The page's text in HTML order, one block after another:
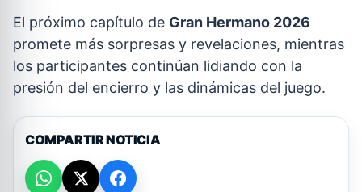
El próximo capítulo de Gran Hermano 2026
promete más sorpresas y revelaciones, mientras
los participantes continúan lidiando con la
presión del encierro y las dinámicas del juego.
COMPARTIR NOTICIA